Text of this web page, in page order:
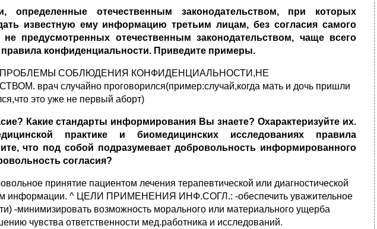
определенные отечественным законодательством, при которых
известную ему информацию третьим лицам, без согласия самого
не предусмотренных отечественным законодательством, чаще всего
конфиденциальности. Приведите примеры.
ПРОБЛЕМЫ СОБЛЮДЕНИЯ КОНФИДЕНЦИАЛЬНОСТИ,НЕ
врач случайно проговорился(пример:случай,когда мать и дочь пришли
это уже не первый аборт)
Какие стандарты информирования Вы знаете? Охарактеризуйте их.
практике и биомеди­цинских исследованиях правила
что под собой подразумевает добровольность информированного
согласия?
принятие пациентом лечения терапевтической или диагностической
информации. ^ ЦЕЛИ ПРИМЕНЕНИЯ ИНФ.СОГЛ.: -обеспечить уважительное
-минимизировать возможность морального или материального ущерба
чувства ответственности мед.работника и исследований.